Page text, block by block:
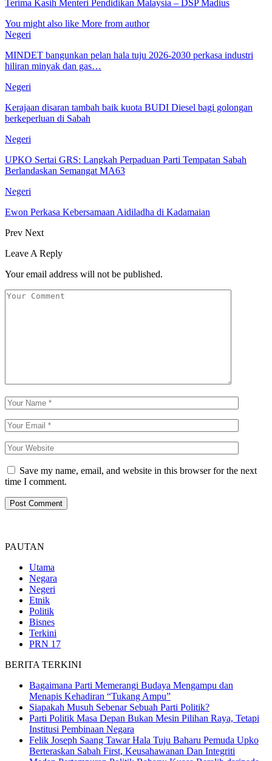
Terima Kasih Menteri Pendidikan Malaysia – DSP Madius
You might also like More from author
Negeri
MINDET bangunkan pelan hala tuju 2026-2030 perkasa industri
hiliran minyak dan gas…
Negeri
Kerajaan disaran tambah baik kuota BUDI Diesel bagi golongan
berkeperluan di Sabah
Negeri
UPKO Sertai GRS: Langkah Perpaduan Parti Tempatan Sabah
Berlandaskan Semangat MA63
Negeri
Ewon Perkasa Kebersamaan Aidiladha di Kadamaian
Prev Next
Leave A Reply
Your email address will not be published.
Save my name, email, and website in this browser for the next
time I comment.
PAUTAN
Utama
Negara
Negeri
Etnik
Politik
Bisnes
Terkini
PRN 17
BERITA TERKINI
Bagaimana Parti Memerangi Budaya Mengampu dan
Menapis Kehadiran “Tukang Ampu”
Siapakah Musuh Sebenar Sebuah Parti Politik?
Parti Politik Masa Depan Bukan Mesin Pilihan Raya, Tetapi
Institusi Pembinaan Negara
Felik Joseph Saang Tawar Hala Tuju Baharu Pemuda Upko
Berteraskan Sabah First, Keusahawanan Dan Integriti